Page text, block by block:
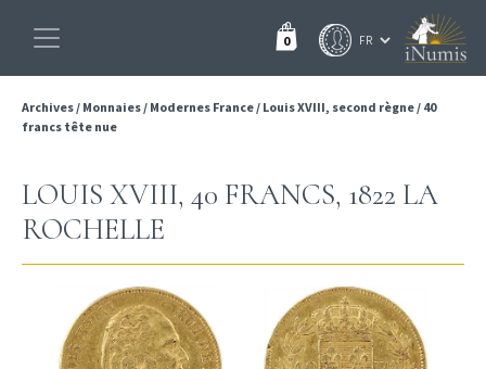
0
Archives/ Monnaies/ Modernes France/ Louis XVIII, second règne/ 40
francs tête nue
LOUIS XVIII, 40 FRANCS, 1822 LA
ROCHELLE